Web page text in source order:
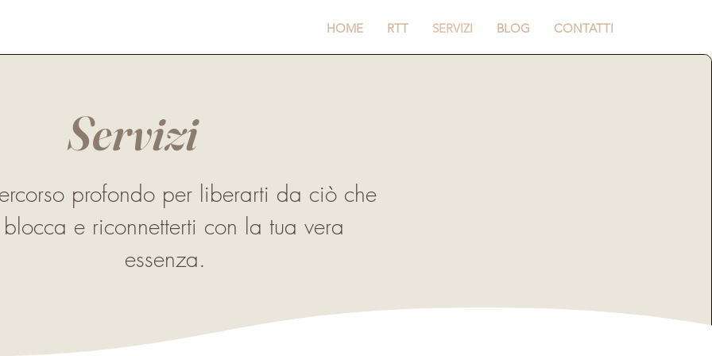
HOME RTT SERVIZI BLOG CONTATTI
Servizi
profondo per liberarti da ciò che
e riconnetterti con la tua vera
essenza.